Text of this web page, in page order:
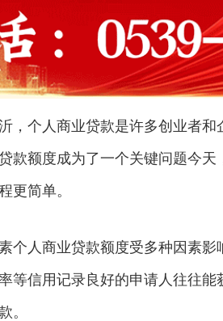
，个人商业贷款是许多创业者
款额度成为了一个关键问题今
更简单。
个人商业贷款额度受多种因素
等信用记录良好的申请人往往能
。